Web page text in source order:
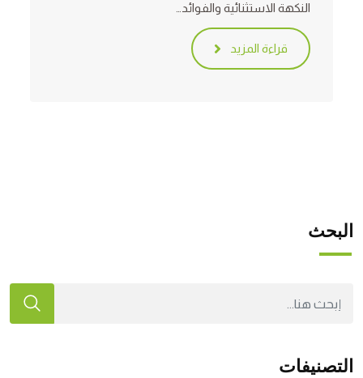
النكهة الاستثنائية والفوائد…
قراءة المزيد
البحث
التصنيفات